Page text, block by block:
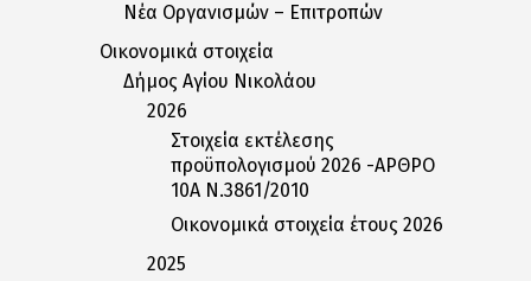
Nέα Oργανισμών – Eπιτροπών
Οικονομικά στοιχεία
Δήμος Αγίου Νικολάου
2026
Στοιχεία εκτέλεσης
προϋπολογισμού 2026 -ΑΡΘΡΟ
10Α Ν.3861/2010
Οικονομικά στοιχεία έτους 2026
2025